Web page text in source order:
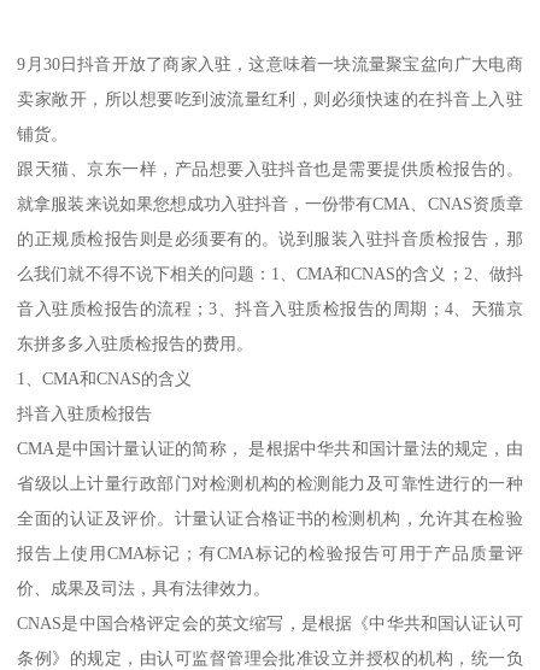
9月30日抖音开放了商家入驻，这意味着一块流量聚宝盆向广大电商
卖家敞开，所以想要吃到波流量红利，则必须快速的在抖音上入驻
铺货。
跟天猫、京东一样，产品想要入驻抖音也是需要提供质检报告的。
就拿服装来说如果您想成功入驻抖音，一份带有CMA、CNAS资质章
的正规质检报告则是必须要有的。说到服装入驻抖音质检报告，那
么我们就不得不说下相关的问题：1、CMA和CNAS的含义；2、做抖
音入驻质检报告的流程；3、抖音入驻质检报告的周期；4、天猫京
东拼多多入驻质检报告的费用。
1、CMA和CNAS的含义
抖音入驻质检报告
CMA是中国计量认证的简称， 是根据中华共和国计量法的规定，由
省级以上计量行政部门对检测机构的检测能力及可靠性进行的一种
全面的认证及评价。计量认证合格证书的检测机构，允许其在检验
报告上使用CMA标记；有CMA标记的检验报告可用于产品质量评
价、成果及司法，具有法律效力。
CNAS是中国合格评定会的英文缩写，是根据《中华共和国认证认可
条例》的规定，由认可监督管理会批准设立并授权的机构，统一负